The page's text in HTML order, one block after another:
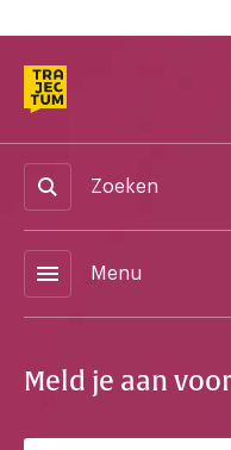
Zoeken
menu Menu
Meld je aan